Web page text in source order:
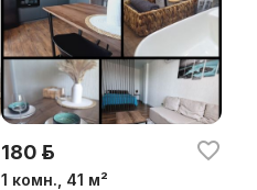
180 р.
1 комн., 41 м²